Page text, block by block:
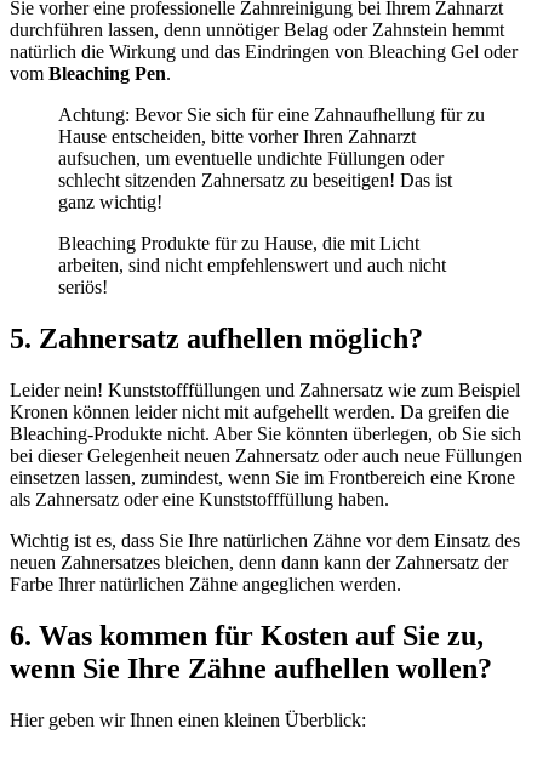
Sie vorher eine professionelle Zahnreinigung bei Ihrem Zahnarzt
durchführen lassen, denn unnötiger Belag oder Zahnstein hemmt
natürlich die Wirkung und das Eindringen von Bleaching Gel oder
vom Bleaching Pen.
Achtung: Bevor Sie sich für eine Zahnaufhellung für zu
Hause entscheiden, bitte vorher Ihren Zahnarzt
aufsuchen, um eventuelle undichte Füllungen oder
schlecht sitzenden Zahnersatz zu beseitigen! Das ist
ganz wichtig!
Bleaching Produkte für zu Hause, die mit Licht
arbeiten, sind nicht empfehlenswert und auch nicht
seriös!
5. Zahnersatz aufhellen möglich?
Leider nein! Kunststofffüllungen und Zahnersatz wie zum Beispiel
Kronen können leider nicht mit aufgehellt werden. Da greifen die
Bleaching-Produkte nicht. Aber Sie könnten überlegen, ob Sie sich
bei dieser Gelegenheit neuen Zahnersatz oder auch neue Füllungen
einsetzen lassen, zumindest, wenn Sie im Frontbereich eine Krone
als Zahnersatz oder eine Kunststofffüllung haben.
Wichtig ist es, dass Sie Ihre natürlichen Zähne vor dem Einsatz des
neuen Zahnersatzes bleichen, denn dann kann der Zahnersatz der
Farbe Ihrer natürlichen Zähne angeglichen werden.
6. Was kommen für Kosten auf Sie zu,
wenn Sie Ihre Zähne aufhellen wollen?
Hier geben wir Ihnen einen kleinen Überblick: